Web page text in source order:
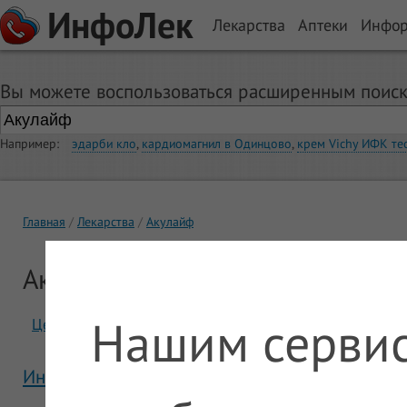
ИнфоЛек Лекарства Аптеки
Вы можете воспользоваться расширенным
Например: эдарби кло, кардиомагнил в Одинцово, крем Vichy ИФК
Главная Лекарства Акулайф
Акулайф
Цены Отзывы
Инструкция Акулайф
Нашим